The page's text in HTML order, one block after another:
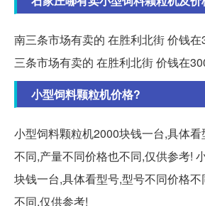
南三条市场有卖的 在胜利北街 价钱
三条市场有卖的 在胜利北街 价钱在
小型饲料颗粒机价格?
小型饲料颗粒机2000块钱一台,具体
不同,产量不同价格也不同,仅供参考!
块钱一台,具体看型号,型号不同价格
不同,仅供参考!